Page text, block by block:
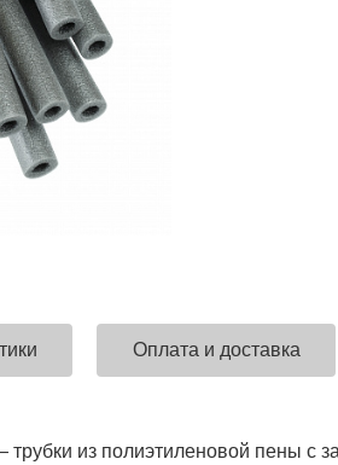
Оплата и доставка
из полиэтиленовой пены с